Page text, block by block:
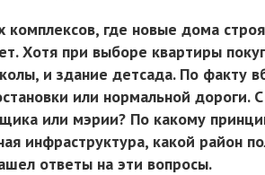
где новые дома
Хотя при выборе квартиры
и здание детсада. По факту
или нормальной дороги.
или мэрии? По какому
инфраструктура, какой район
ответы на эти вопросы.